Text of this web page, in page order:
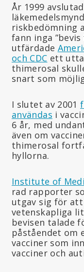
År 1999
riskbedömning
fann inga
utfärdade
och CDC ett
thimerosal
snart som
I slutet av 2001
användas i
6 år, med
även om
thimerosal
hyllorna.
Institute of
rad rapporter
utgav sig för att
vetenskapliga
bevisen talade
påståendet om
vacciner som
vacciner och